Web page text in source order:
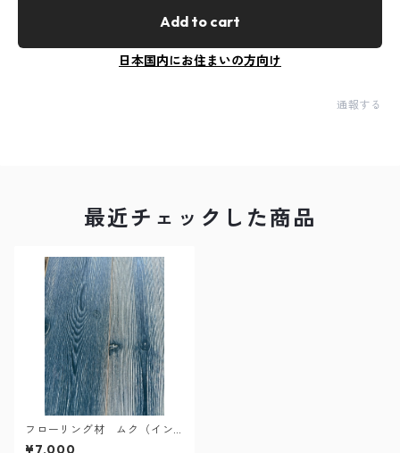
Add to cart
日本国内にお住まいの方向け
通報する
最近チェックした商品
フローリング材 ムク（イン
ディゴブルー）
¥7,000